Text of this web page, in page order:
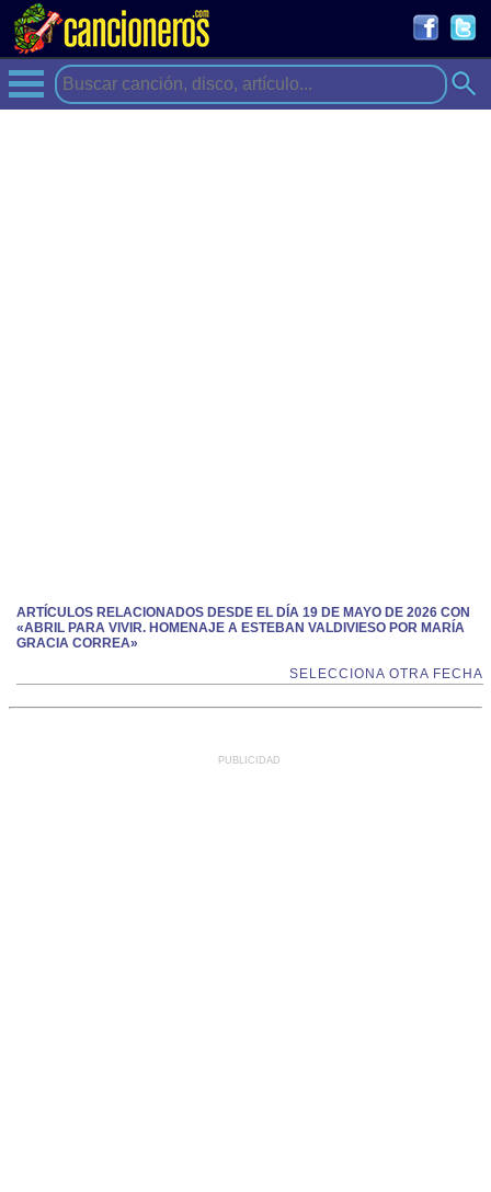
ARTÍCULOS RELACIONADOS DESDE EL DÍA 19 DE MAYO DE 2026 CON
«ABRIL PARA VIVIR. HOMENAJE A ESTEBAN VALDIVIESO POR MARÍA
GRACIA CORREA»
SELECCIONA OTRA FECHA
PUBLICIDAD